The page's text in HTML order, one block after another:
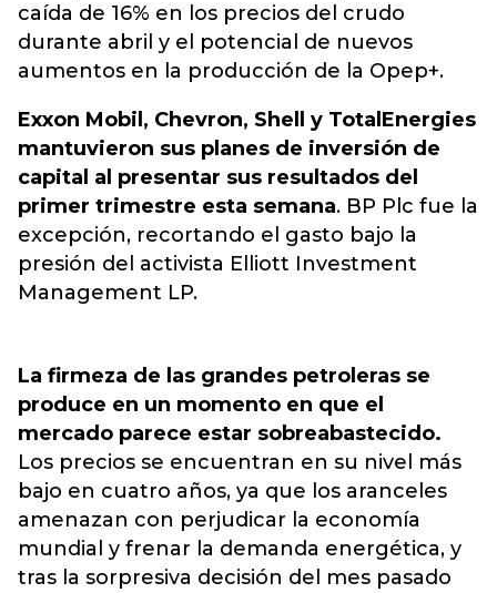
caída de 16% en los precios del crudo
durante abril y el potencial de nuevos
aumentos en la producción de la Opep+.
Exxon Mobil, Chevron, Shell y TotalEnergies
mantuvieron sus planes de inversión de
capital al presentar sus resultados del
primer trimestre esta semana. BP Plc fue la
excepción, recortando el gasto bajo la
presión del activista Elliott Investment
Management LP.
La firmeza de las grandes petroleras se
produce en un momento en que el
mercado parece estar sobreabastecido.
Los precios se encuentran en su nivel más
bajo en cuatro años, ya que los aranceles
amenazan con perjudicar la economía
mundial y frenar la demanda energética, y
tras la sorpresiva decisión del mes pasado